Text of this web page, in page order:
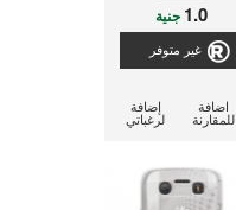
1.0 جنية
غير متوفر
إضافة
لرغباتي
اضافة
للمقارنة